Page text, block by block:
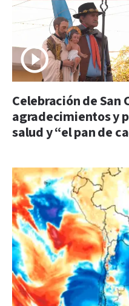
Celebración de San
agradecimientos y
salud y “el pan de